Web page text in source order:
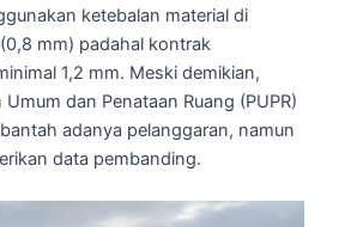
ketebalan material di
mm) padahal kontrak
1,2 mm. Meski demikian,
Umum dan Penataan Ruang (PUPR)
adanya pelanggaran, namun
data pembanding.